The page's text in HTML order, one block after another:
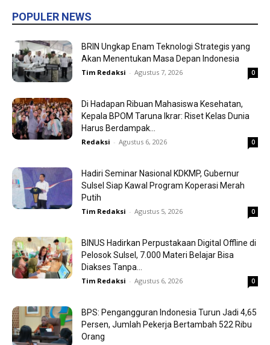
POPULER NEWS
BRIN Ungkap Enam Teknologi Strategis yang
Akan Menentukan Masa Depan Indonesia
Tim Redaksi - Agustus 7, 2026 0
Di Hadapan Ribuan Mahasiswa Kesehatan,
Kepala BPOM Taruna Ikrar: Riset Kelas Dunia
Harus Berdampak...
Redaksi - Agustus 6, 2026 0
Hadiri Seminar Nasional KDKMP, Gubernur
Sulsel Siap Kawal Program Koperasi Merah
Putih
Tim Redaksi - Agustus 5, 2026 0
BINUS Hadirkan Perpustakaan Digital Offline di
Pelosok Sulsel, 7.000 Materi Belajar Bisa
Diakses Tanpa...
Tim Redaksi - Agustus 6, 2026 0
BPS: Pengangguran Indonesia Turun Jadi 4,65
Persen, Jumlah Pekerja Bertambah 522 Ribu
Orang